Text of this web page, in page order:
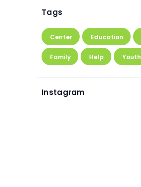
Tags
Center Education
Family Help Youth
Instagram